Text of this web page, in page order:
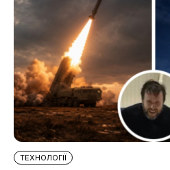
ТЕХНОЛОГІЇ